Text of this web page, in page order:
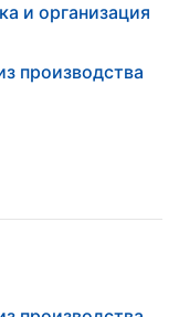
и организация
производства